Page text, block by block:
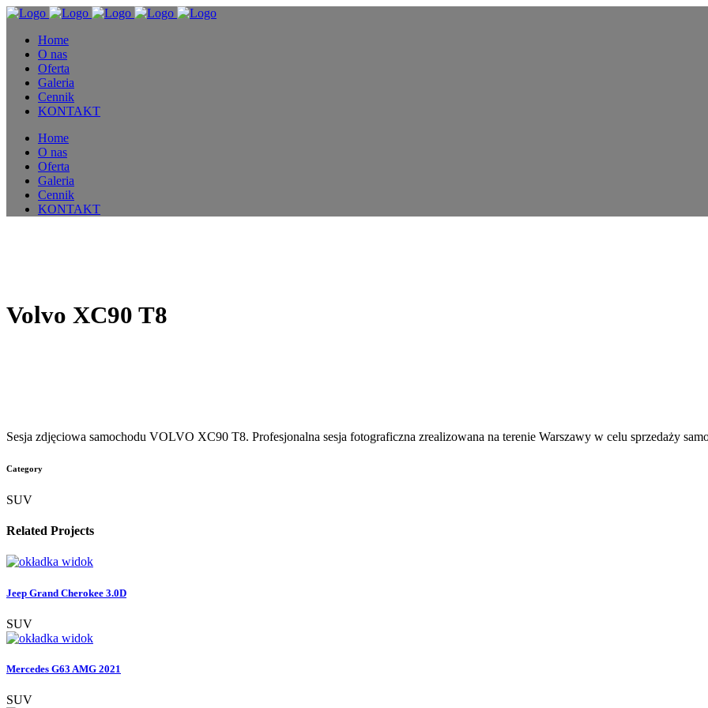
Home
O nas
Oferta
Galeria
Cennik
KONTAKT
Home
O nas
Oferta
Galeria
Cennik
KONTAKT
Volvo XC90 T8
Sesja zdjęciowa samochodu VOLVO XC90 T8. Profesjonalna sesja fotograficzna zrealizowana na terenie Warszawy w celu sprzedaży
Category
SUV
Related Projects
widok
Jeep Grand Cherokee 3.0D
SUV
widok
Mercedes G63 AMG 2021
SUV